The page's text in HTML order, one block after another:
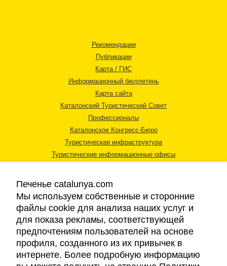
Рекомендации
Публикации
Карта / ГИС
Информационный бюллетень
Карта сайта
Каталонский Туристический Совет
Профессионалы
Каталонское Конгресс-Бюро
Туристическая инфраструктура
Туристические информационные офисы
Правовая информация
Cookies
Доступность
Печенье catalunya.com
Мы используем собственные и сторонние
файлы cookie для анализа наших услуг и
для показа рекламы, соответствующей
предпочтениям пользователей на основе
профиля, созданного из их привычек в
интернете. Более подробную информацию